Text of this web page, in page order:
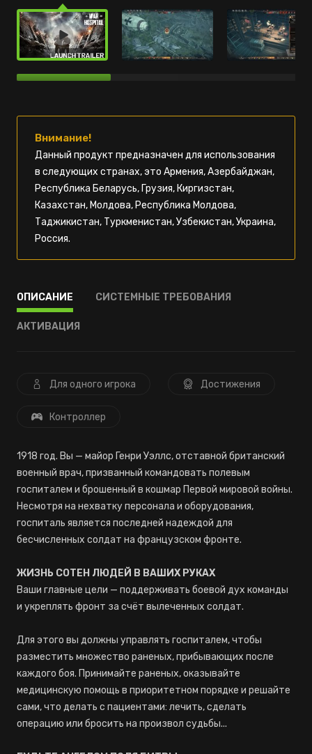
Внимание!
Данный продукт предназначен для использования
в следующих странах, это Армения, Азербайджан,
Республика Беларусь, Грузия, Киргизстан,
Казахстан, Молдова, Республика Молдова,
Таджикистан, Туркменистан, Узбекистан, Украина,
Россия.
ОПИСАНИЕ СИСТЕМНЫЕ ТРЕБОВАНИЯ
АКТИВАЦИЯ
Для одного игрока Достижения
Контроллер
1918 год. Вы — майор Генри Уэллс, отставной британский
военный врач, призванный командовать полевым
госпиталем и брошенный в кошмар Первой мировой войны.
Несмотря на нехватку персонала и оборудования,
госпиталь является последней надеждой для
бесчисленных солдат на французском фронте.
ЖИЗНЬ СОТЕН ЛЮДЕЙ В ВАШИХ РУКАХ
Ваши главные цели — поддерживать боевой дух команды
и укреплять фронт за счёт вылеченных солдат.
Для этого вы должны управлять госпиталем, чтобы
разместить множество раненых, прибывающих после
каждого боя. Принимайте раненых, оказывайте
медицинскую помощь в приоритетном порядке и решайте
сами, что делать с пациентами: лечить, сделать
операцию или бросить на произвол судьбы...